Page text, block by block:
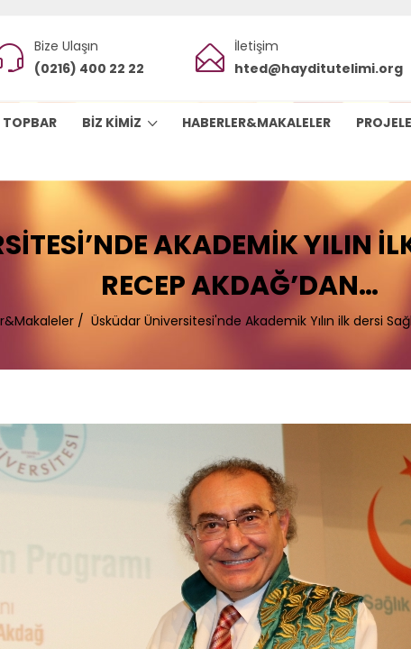
Bize Ulaşın
(0216) 400 22 22
İletişim
hted@hayditutelimi.org
TOPBAR BIZ KIMIZ HABERLER&MAKALELER
AKADEMIK YILIN
RECEP AKDAĞ’DAN…
/ Üsküdar Üniversitesi'nde Akademik Yılın ilk dersi